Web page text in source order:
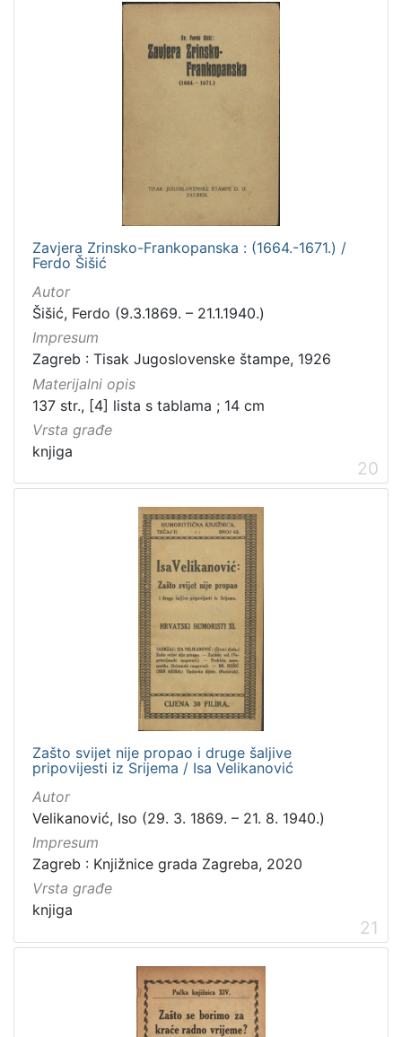
Zavjera Zrinsko-Frankopanska : (1664.-1671.) /
Ferdo Šišić
Autor
Šišić, Ferdo (9.3.1869. – 21.1.1940.)
Impresum
Zagreb : Tisak Jugoslovenske štampe, 1926
Materijalni opis
137 str., [4] lista s tablama ; 14 cm
Vrsta građe
knjiga
20
Zašto svijet nije propao i druge šaljive
pripovijesti iz Srijema / Isa Velikanović
Autor
Velikanović, Iso (29. 3. 1869. – 21. 8. 1940.)
Impresum
Zagreb : Knjižnice grada Zagreba, 2020
Vrsta građe
knjiga
21